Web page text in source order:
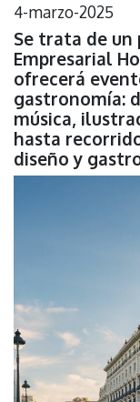
4-marzo-2025
Se trata de un
Empresarial
ofrecerá
gastronomía:
música,
hasta
diseño y